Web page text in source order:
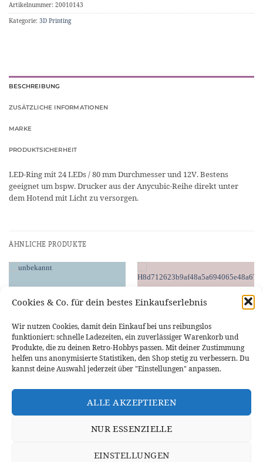
Cookies & Co. für dein bestes Einkaufserlebnis
Wir nutzen Cookies, damit dein Einkauf bei uns reibungslos
funktioniert: schnelle Ladezeiten, ein zuverlässiger Warenkorb und
Produkte, die zu deinen Retro-Hobbys passen. Mit deiner Zustimmung
helfen uns anonymisierte Statistiken, den Shop stetig zu verbessern. Du
kannst deine Auswahl jederzeit über "Einstellungen" anpassen.
ALLE AKZEPTIEREN
NUR ESSENZIELLE
EINSTELLUNGEN
Artikelnummer: 20010143
Kategorie: 3D Printing
BESCHREIBUNG
ZUSÄTZLICHE INFORMATIONEN
MARKE
PRODUKTSICHERHEIT
LED-Ring mit 24 LEDs / 80 mm Durchmesser und 12V. Bestens
geeignet um bspw. Drucker aus der Anycubic-Reihe direkt unter
dem Hotend mit Licht zu versorgen.
ÄHNLICHE PRODUKTE
IN DEN WARENKORB
Mikroschalter
IN DEN WARENKORB